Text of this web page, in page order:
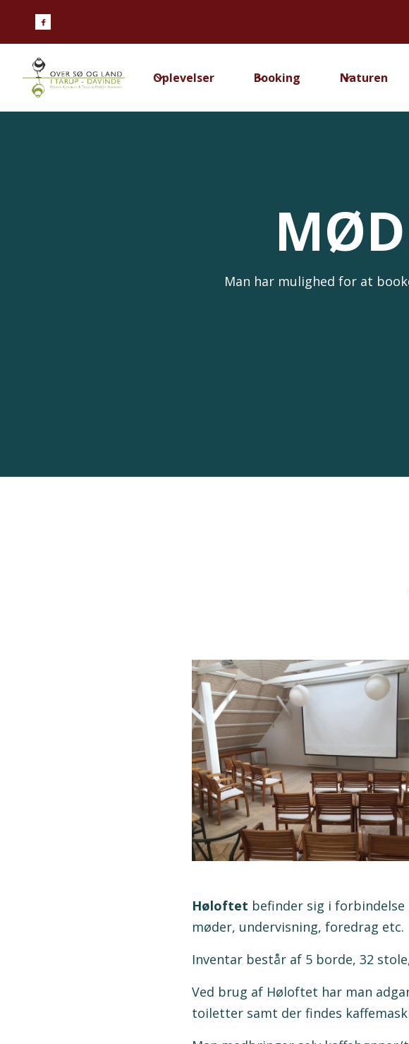

Oplevelser Booking Naturen
Man har mulighed for at
Høloftet befinder sig i
møder, undervisning, foredrag etc.
Inventar består af 5 borde, 32
Ved brug af Høloftet har man
toiletter samt der findes